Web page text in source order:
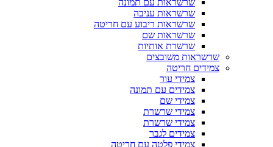
שרשראות עניבה
שרשראות ריבוע עם חריטה
שרשראות שם
שרשרת אותיות
שרשראות משובצים
צמידים חריטה
צמידי עור
צמידים עם תמונה
צמידי שם
צמידי שרשרת
צמידי שרשרת
צמידים לגבר
צמידי פלטה עם חריטה